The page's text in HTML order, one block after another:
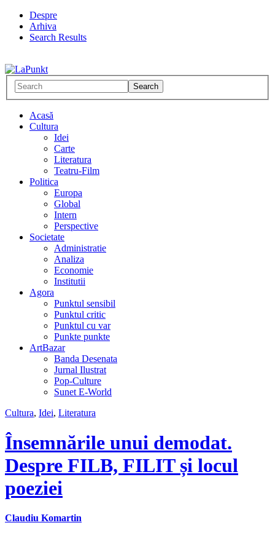
Despre
Arhiva
Search Results
Acasă
Cultura
Idei
Carte
Literatura
Teatru-Film
Politica
Europa
Global
Intern
Perspective
Societate
Administratie
Analiza
Economie
Institutii
Agora
Punktul sensibil
Punktul critic
Punktul cu var
Punkte punkte
ArtBazar
Banda Desenata
Jurnal Ilustrat
Pop-Culture
Sunet E-World
Cultura, Idei, Literatura
Însemnările unui demodat.
Despre FILB, FILIT și locul
poeziei
Claudiu Komartin